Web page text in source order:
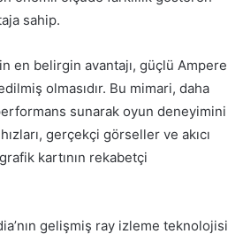
sahip.
en belirgin avantajı, güçlü Ampere
olmasıdır. Bu mimari, daha
sunarak oyun deneyimini
gerçekçi görseller ve akıcı
kartının rekabetçi
gelişmiş ray izleme teknolojisi